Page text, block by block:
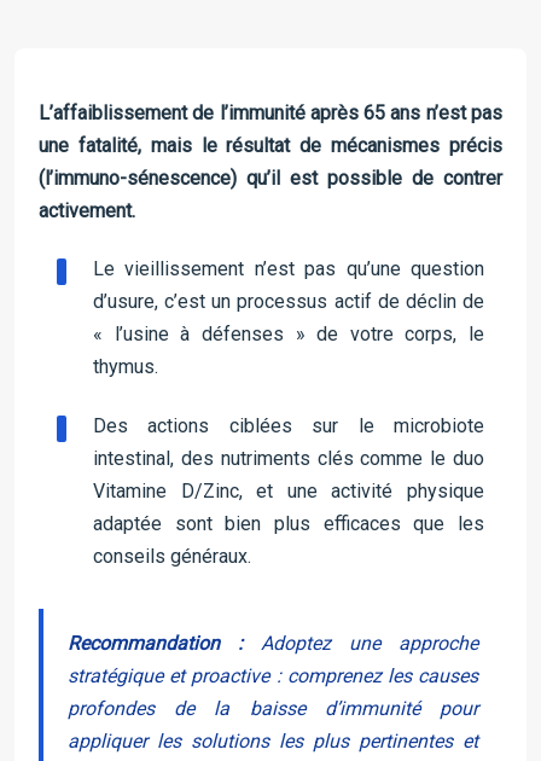
L’affaiblissement de l’immunité après 65 ans n’est pas
une fatalité, mais le résultat de mécanismes précis
(l’immuno-sénescence) qu’il est possible de contrer
activement.
Le vieillissement n’est pas qu’une question
d’usure, c’est un processus actif de déclin de
« l’usine à défenses » de votre corps, le
thymus.
Des actions ciblées sur le microbiote
intestinal, des nutriments clés comme le duo
Vitamine D/Zinc, et une activité physique
adaptée sont bien plus efficaces que les
conseils généraux.
Recommandation :Adoptez une approche
stratégique et proactive : comprenez les causes
profondes de la baisse d’immunité pour
appliquer les solutions les plus pertinentes et